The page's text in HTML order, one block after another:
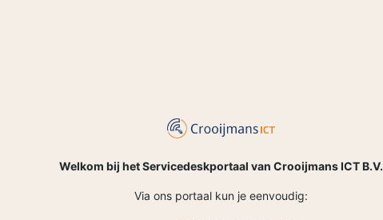
Welkom bij het Servicedeskportaal van Crooijmans ICT B.V.
Via ons portaal kun je eenvoudig: